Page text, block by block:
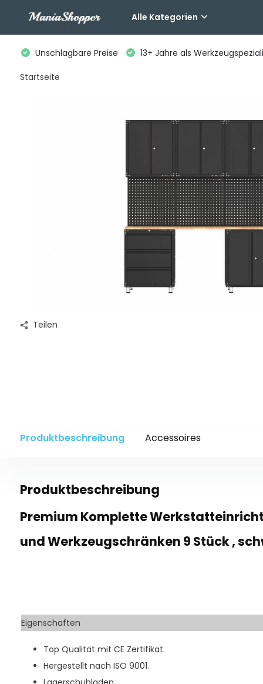
Alle Kategorien
Unschlagbare Preise 13+ Jahre als
Startseite
Teilen
Produktbeschreibung Accessoires
Produktbeschreibung
Premium Komplette
und Werkzeugschränken 9 Stück ,
Eigenschaften
Top Qualität mit CE Zertifikat.
Hergestellt nach ISO 9001.